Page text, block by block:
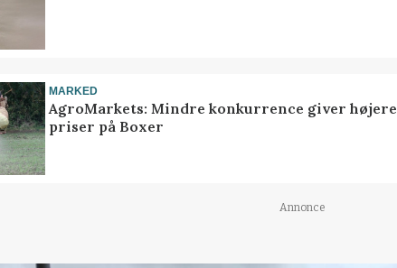
MARKED
AgroMarkets: Mindre konkurrence giver højere
priser på Boxer
Annonce